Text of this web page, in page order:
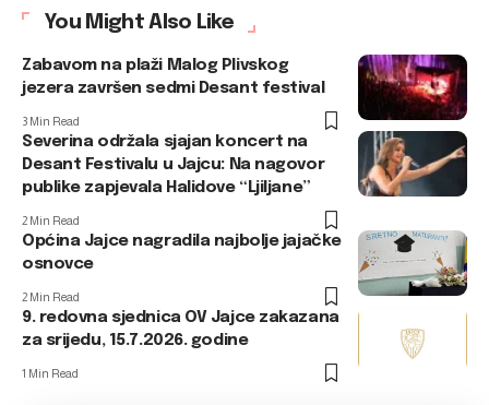
You Might Also Like
Zabavom na plaži Malog Plivskog
jezera završen sedmi Desant festival
3 Min Read
Severina održala sjajan koncert na
Desant Festivalu u Jajcu: Na nagovor
publike zapjevala Halidove “Ljiljane”
2 Min Read
Općina Jajce nagradila najbolje jajačke
osnovce
2 Min Read
9. redovna sjednica OV Jajce zakazana
za srijedu, 15.7.2026. godine
1 Min Read